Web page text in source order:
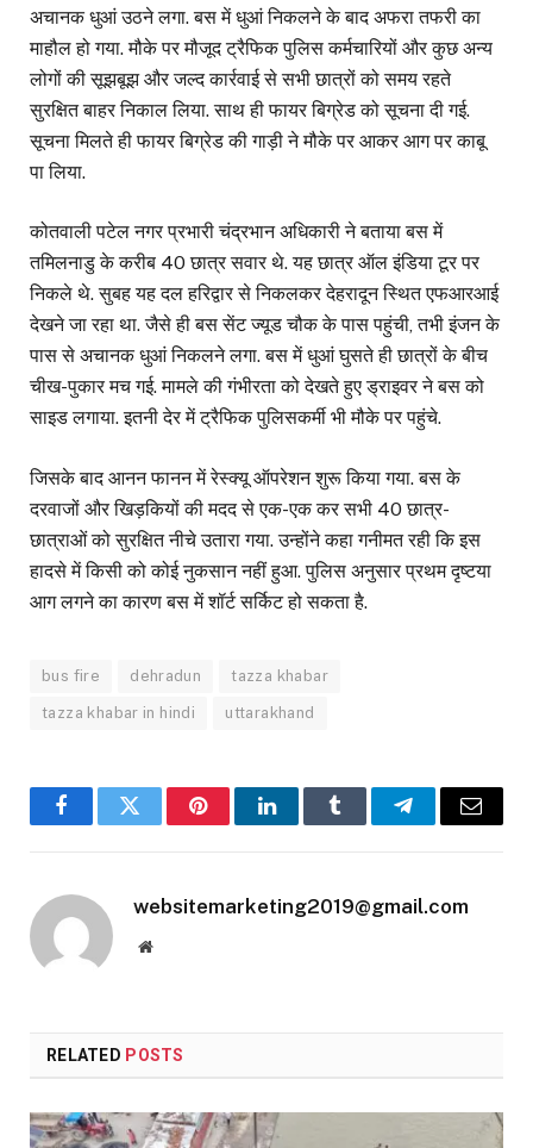
अचानक धुआं उठने लगा. बस में धुआं निकलने के बाद अफरा तफरी का
माहौल हो गया. मौके पर मौजूद ट्रैफिक पुलिस कर्मचारियों और कुछ अन्य
लोगों की सूझबूझ और जल्द कार्रवाई से सभी छात्रों को समय रहते
सुरक्षित बाहर निकाल लिया. साथ ही फायर बिग्रेड को सूचना दी गई.
सूचना मिलते ही फायर बिग्रेड की गाड़ी ने मौके पर आकर आग पर काबू
पा लिया.
कोतवाली पटेल नगर प्रभारी चंद्रभान अधिकारी ने बताया बस में
तमिलनाडु के करीब 40 छात्र सवार थे. यह छात्र ऑल इंडिया टूर पर
निकले थे. सुबह यह दल हरिद्वार से निकलकर देहरादून स्थित एफआरआई
देखने जा रहा था. जैसे ही बस सेंट ज्यूड चौक के पास पहुंची, तभी इंजन के
पास से अचानक धुआं निकलने लगा. बस में धुआं घुसते ही छात्रों के बीच
चीख-पुकार मच गई. मामले की गंभीरता को देखते हुए ड्राइवर ने बस को
साइड लगाया. इतनी देर में ट्रैफिक पुलिसकर्मी भी मौके पर पहुंचे.
जिसके बाद आनन फानन में रेस्क्यू ऑपरेशन शुरू किया गया. बस के
दरवाजों और खिड़कियों की मदद से एक-एक कर सभी 40 छात्र-
छात्राओं को सुरक्षित नीचे उतारा गया. उन्होंने कहा गनीमत रही कि इस
हादसे में किसी को कोई नुकसान नहीं हुआ. पुलिस अनुसार प्रथम दृष्टया
आग लगने का कारण बस में शॉर्ट सर्किट हो सकता है.
bus fire dehradun tazza khabar
tazza khabar in hindi uttarakhand
FacebookTwitter PinterestLinkedInTumblr TelegramEmail
websitemarketing2019@gmail.com
Website
RELATED POSTS